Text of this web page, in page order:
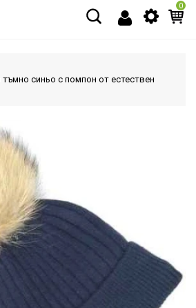
0
синьо с помпон от естествен